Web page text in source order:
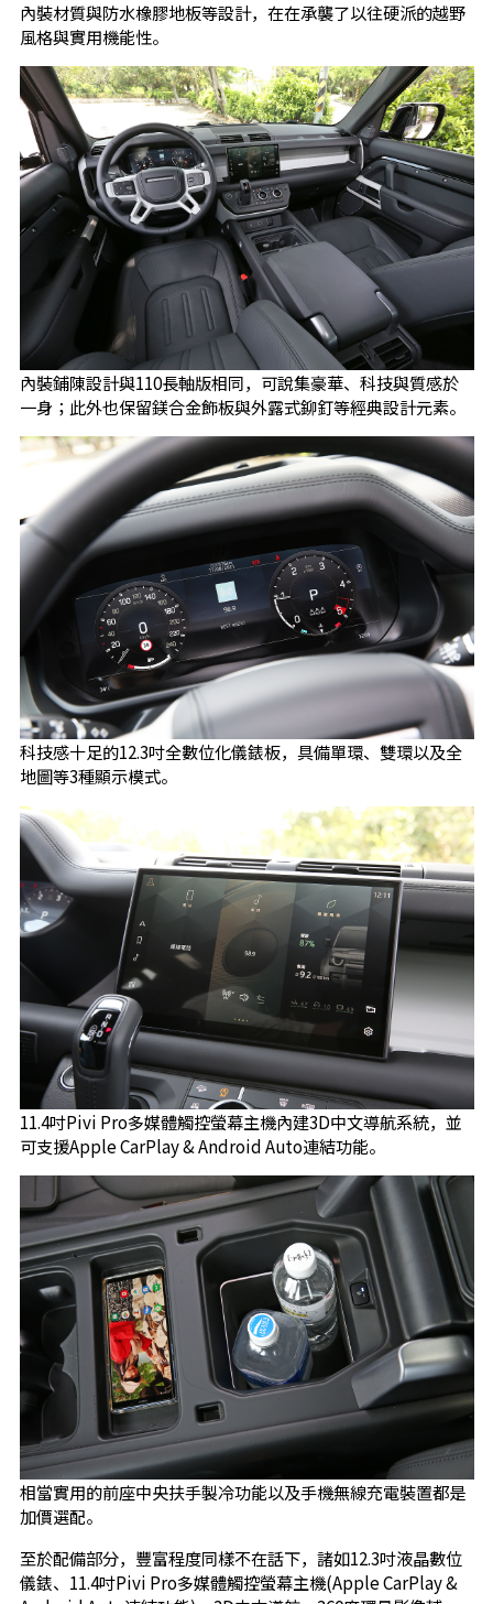
內裝材質與防水橡膠地板等設計，在在承襲了以往硬派的越野
風格與實用機能性。
內裝鋪陳設計與110長軸版相同，可說集豪華、科技與質感於
一身；此外也保留鎂合金飾板與外露式鉚釘等經典設計元素。
科技感十足的12.3吋全數位化儀錶板，具備單環、雙環以及全
地圖等3種顯示模式。
11.4吋Pivi Pro多媒體觸控螢幕主機內建3D中文導航系統，並
可支援Apple CarPlay & Android Auto連結功能。
相當實用的前座中央扶手製冷功能以及手機無線充電裝置都是
加價選配。
至於配備部分，豐富程度同樣不在話下，諸如12.3吋液晶數位
儀錶、11.4吋Pivi Pro多媒體觸控螢幕主機(Apple CarPlay &